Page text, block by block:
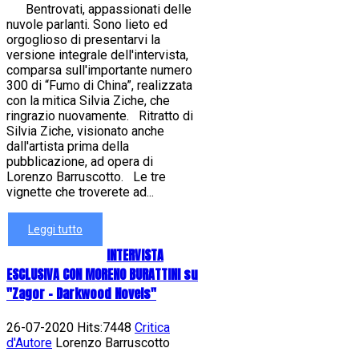
Bentrovati, appassionati delle
nuvole parlanti. Sono lieto ed
orgoglioso di presentarvi la
versione integrale dell'intervista,
comparsa sull'importante numero
300 di “Fumo di China”, realizzata
con la mitica Silvia Ziche, che
ringrazio nuovamente. Ritratto di
Silvia Ziche, visionato anche
dall'artista prima della
pubblicazione, ad opera di
Lorenzo Barruscotto. Le tre
vignette che troverete ad...
Leggi tutto
INTERVISTA
ESCLUSIVA CON MORENO BURATTINI su
"Zagor - Darkwood Novels"
26-07-2020 Hits:7448 Critica
d'Autore Lorenzo Barruscotto